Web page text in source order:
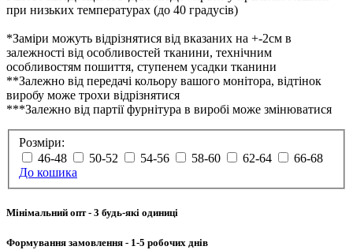
при низьких температурах (до 40 градусів)
*Заміри можуть відрізнятися від вказаних на +-2см в
залежності від особливостей тканини, технічним
особливостям пошиття, ступенем усадки тканини
**Залежно від передачі кольору вашого монітора, відтінок
виробу може трохи відрізнятися
***Залежно від партії фурнітура в виробі може змінюватися
Розміри:
46-48
50-52 54-56 58-60 62-64
66-68
До кошика
Мінімальний опт- 3 будь-які одиниці
Формування замовлення - 1-5 робочих днів